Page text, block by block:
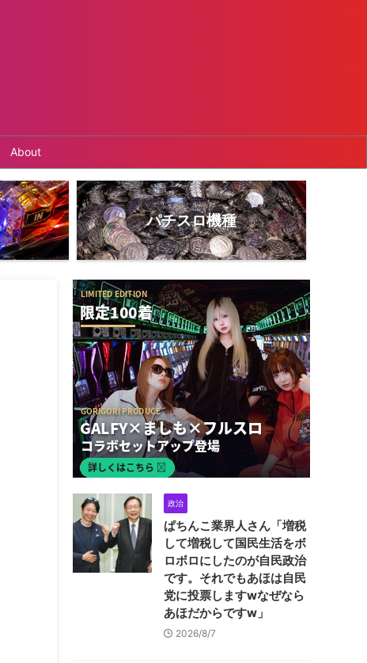
About
パチスロ機種
政治
ぱちんこ業界人さん「増税
して増税して国民生活をボ
ロボロにしたのが自民政治
です。それでもあほは自民
党に投票しますwなぜなら
あほだからですw」
2026/8/7